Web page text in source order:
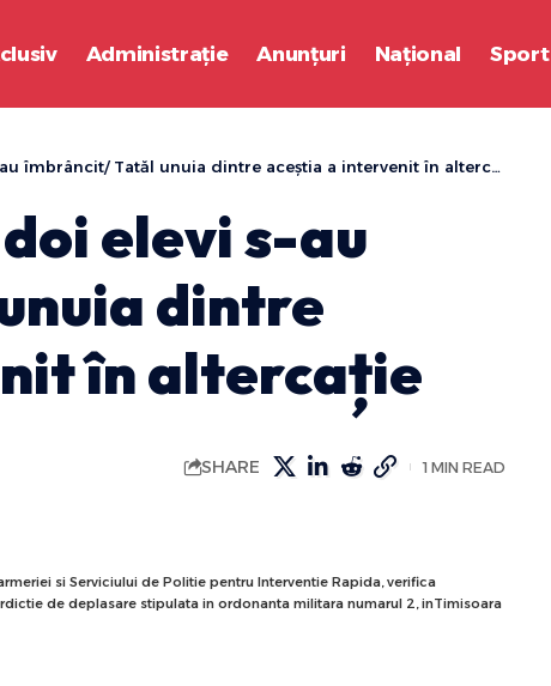
Administrație Anunțuri Național Sport
îmbrâncit/ Tatăl unuia dintre aceștia a intervenit în altercație
elevi s-au
dintre
în altercație
SHARE 1 MIN READ
si Serviciului de Politie pentru Interventie Rapida, verifica
de deplasare stipulata in ordonanta militara numarul 2, inTimisoara